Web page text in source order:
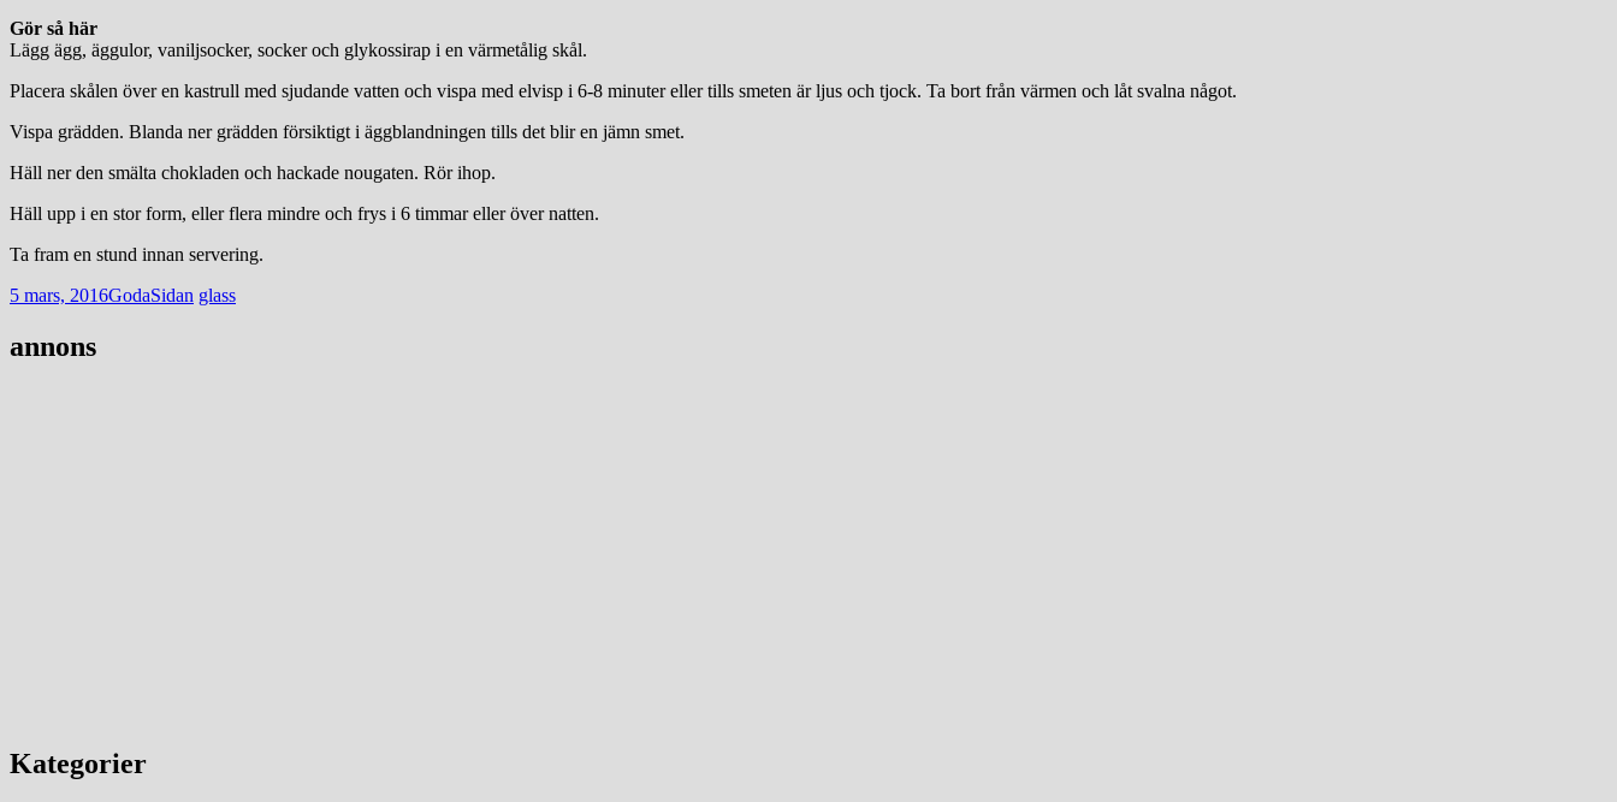
Gör så här
Lägg ägg, äggulor, vaniljsocker, socker och glykossirap i en värmetålig skål.
Placera skålen över en kastrull med sjudande vatten och vispa med elvisp i 6-8 minuter eller tills smeten är ljus och tjock. Ta bort från värmen och låt svalna något.
Vispa grädden. Blanda ner grädden försiktigt i äggblandningen tills det blir en jämn smet.
Häll ner den smälta chokladen och hackade nougaten. Rör ihop.
Häll upp i en stor form, eller flera mindre och frys i 6 timmar eller över natten.
Ta fram en stund innan servering.
5 mars, 2016GodaSidan glass
navigation
annons
Kategorier